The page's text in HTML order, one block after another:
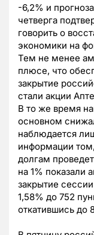
-6,2% и
четверга
говорить о
экономики на
Тем не менее
плюсе, что
закрытие
стали акции
В то же время
основном
наблюдается
информации
долгам
на 1% показали
закрытие
1,58% до 752
откатившись до